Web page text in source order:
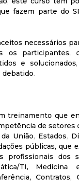
fazem parte do
necessários
os participantes,
e
treinamento que
de
União, Estados,
públicas, que
profissionais dos
TI, Medicina
Contratos,